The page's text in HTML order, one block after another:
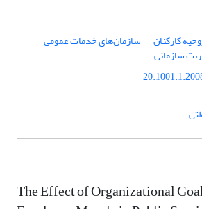
کارکنان سازمان‌های خدمات عمومی
سازمانی
The Effect of Organizational